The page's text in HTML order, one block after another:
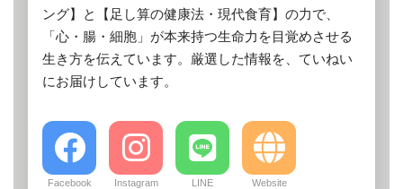
ング】と【足し算の健康法・現代食育】の力で、
「心・腸・細胞」が本来持つ生命力を目覚めさせる
生き方を伝えています。厳選した情報を、ていねい
にお届けしています。
Facebook Instagram LINE Website